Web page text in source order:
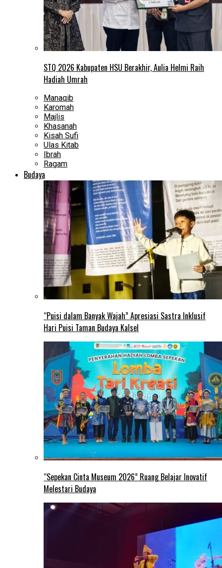
STQ 2026 Kabupaten HSU Berakhir, Aulia Helmi Raih
Hadiah Umrah
Manaqib
Karomah
Majlis
Khasanah
Kisah Sufi
Ulas Kitab
Ibrah
Ragam
Budaya
“Puisi dalam Banyak Wajah” Apresiasi Sastra Inklusif
Hari Puisi Taman Budaya Kalsel
“Sepekan Cinta Museum 2026” Ruang Belajar Inovatif
Melestari Budaya